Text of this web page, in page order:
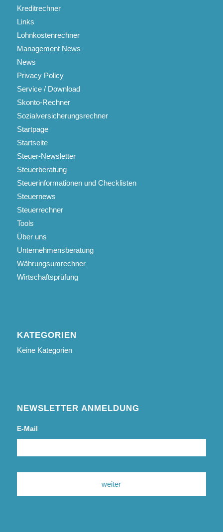
Kreditrechner
Links
Lohnkostenrechner
Management News
News
Privacy Policy
Service / Download
Skonto-Rechner
Sozialversicherungsrechner
Startpage
Startseite
Steuer-Newsletter
Steuerberatung
Steuerinformationen und Checklisten
Steuernews
Steuerrechner
Tools
Über uns
Unternehmensberatung
Währungsumrechner
Wirtschaftsprüfung
KATEGORIEN
Keine Kategorien
NEWSLETTER ANMELDUNG
E-Mail